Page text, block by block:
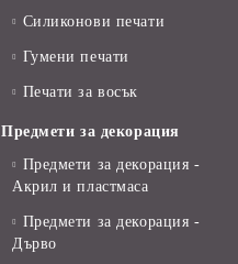
Силиконови печати
Гумени печати
Печати за восък
Предмети за декорация
Предмети за декорация -
Акрил и пластмаса
Предмети за декорация -
Дърво